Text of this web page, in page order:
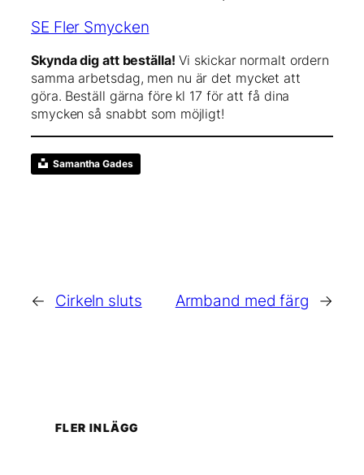
SE Fler Smycken
Skynda dig att beställa! Vi skickar normalt ordern
samma arbetsdag, men nu är det mycket att
göra. Beställ gärna före kl 17 för att få dina
smycken så snabbt som möjligt!
Samantha Gades
← Cirkeln sluts Armband med färg →
FLER INLÄGG